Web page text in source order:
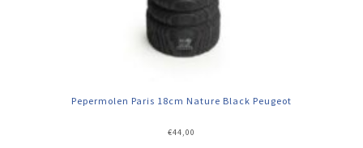
Pepermolen Paris 18cm Nature Black Peugeot
€44,00